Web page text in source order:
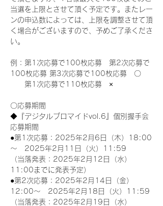
当選を上限とさせて頂く予定です。またレー
ンの申込数によっては、上限を調整させて頂
く場合がございますので、予めご了承くださ
い。
例：第1次応募で100枚応募　第2次応募で
100枚応募 第3次応募で100枚応募　〇
第1次応募で110枚応募　×
〇応募期間
◆『デジタルブロマイドvol.6』個別握手会
応募期間
●第1次応募：2025年2月6日（木）18:00
～　2025年2月11日（火）11:59
（当落発表：2025年2月12日（水）
11:00までに発表予定）
●第2次応募：2025年2月14日（金）
12:00～　2025年2月18日（火）11:59
（当落発表：2025年2月19日（水）